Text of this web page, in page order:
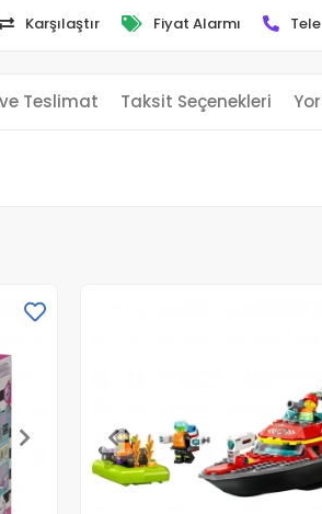
Karşılaştır Fiyat Alarmı
Teslimat Taksit Seçenekleri